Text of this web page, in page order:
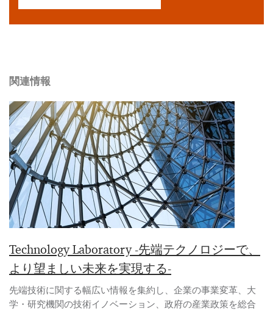
関連情報
Technology Laboratory -先端テクノロジーで、
より望ましい未来を実現する-
先端技術に関する幅広い情報を集約し、企業の事業変革、大
学・研究機関の技術イノベーション、政府の産業政策を総合